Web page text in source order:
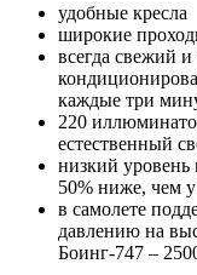
удобные кресла
широкие
всегда свежий
каждые три
220
естественный
низкий
50% ниже, чем у
в самолете
давлению на
Боинг-747 –